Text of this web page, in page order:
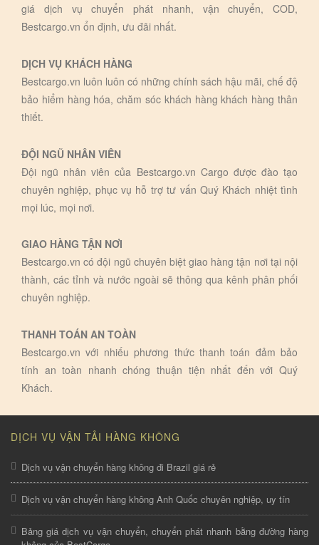
giá dịch vụ chuyển phát nhanh, vận chuyển, COD,
Bestcargo.vn ổn định, ưu đãi nhất.
DỊCH VỤ KHÁCH HÀNG
Bestcargo.vn luôn luôn có những chính sách hậu mãi, chế độ
bảo hiểm hàng hóa, chăm sóc khách hàng khách hàng thân
thiết.
ĐỘI NGŨ NHÂN VIÊN
Đội ngũ nhân viên của Bestcargo.vn Cargo được đào tạo
chuyên nghiệp, phục vụ hỗ trợ tư vấn Quý Khách nhiệt tình
mọi lúc, mọi nơi.
GIAO HÀNG TẬN NƠI
Bestcargo.vn có đội ngũ chuyên biệt giao hàng tận nơi tại nội
thành, các tỉnh và nước ngoài sẽ thông qua kênh phân phối
chuyên nghiệp.
THANH TOÁN AN TOÀN
Bestcargo.vn với nhiếu phương thức thanh toán đảm bảo
tính an toàn nhanh chóng thuận tiện nhất đến với Quý
Khách.
DỊCH VỤ VẬN TẢI HÀNG KHÔNG
Dịch vụ vận chuyển hàng không đi Brazil giá rẻ
Dịch vụ vận chuyển hàng không Anh Quốc chuyên nghiệp, uy tín
Bảng giá dịch vụ vận chuyển, chuyển phát nhanh bằng đường hàng